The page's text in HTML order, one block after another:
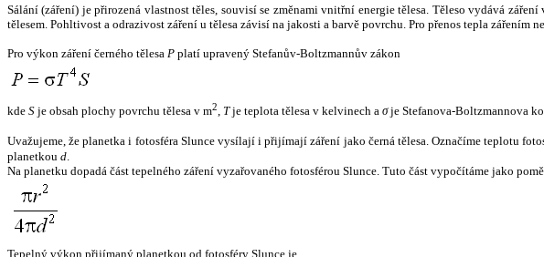
Sálání (záření) je přirozená vlastnost těles, souvisí se změnami vnitřní energie tělesa. Těleso vydává
tělesem. Pohltivost a odrazivost záření u tělesa závisí na jakosti a barvě povrchu. Pro přenos tepla zářením
Pro výkon záření černého tělesa P platí upravený Stefanův-Boltzmannův zákon
kde S je obsah plochy povrchu tělesa v m2, Tje teplota tělesa v kelvinech a σje Stefanova-Boltzmannova
Uvažujeme, že planetka i fotosféra Slunce vysílají i přijímají záření jako černá tělesa. Označíme teplotu
planetkou d.
Na planetku dopadá část tepelného záření vyzařovaného fotosférou Slunce. Tuto část vypočítáme jako
Tepelný výkon přijímaný planetkou od fotosféry Slunce je